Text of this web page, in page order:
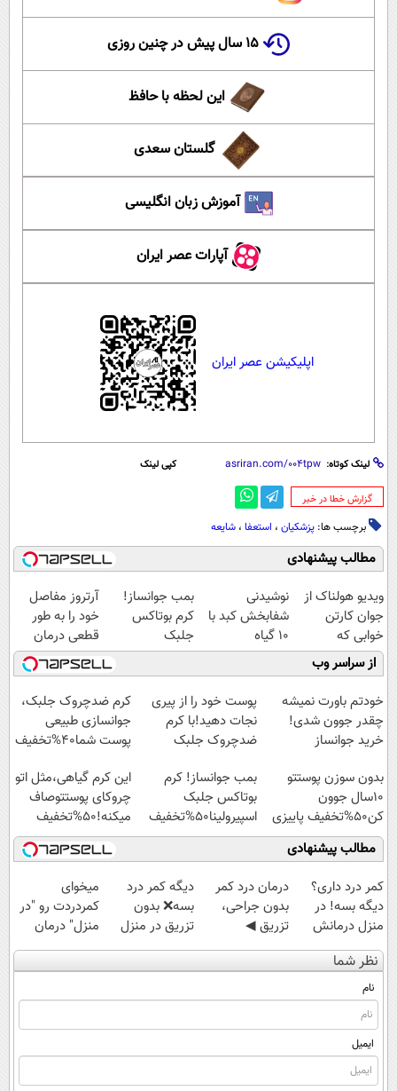
۱۵ سال پیش در چنین روزی
این لحظه با حافظ
گلستان سعدی
آموزش زبان انگلیسی
آپارات عصر ایران
اپلیکیشن عصر ایران
لینک کوتاه: کپی لینک
‌گزارش خطا در خبر
برچسب ها: پزشکیان ، استعفا ، شایعه
مطالب پیشنهادی
ویدیو هولناک از
جوان کارتن
خوابی که
میلیاردر شد.
آموزش رایگان
نوشیدنی
شفابخش کبد با
10 گیاه
موثر(تخفیف تا
امشب)
بمب جوانساز!
کرم بوتاکس
جلبک
اسپیرولینا50%تخفیف
آرتروز مفاصل
خود را به طور
قطعی درمان
کنید!
◗پرسش‌نامه◖
از سراسر وب
خودتم باورت نمیشه
چقدر جوون شدی!
خرید جوانساز
ویژه
پوست خود را از پیری
نجات دهید!با کرم
ضدچروک جلبک
کرم ضدچروک جلبک،
جوانسازی طبیعی
پوست شما40%تخفیف
بدون سوزن پوستتو
10سال جوون
کن50%تخفیف پاییزی
بمب جوانساز! کرم
بوتاکس جلبک
اسپیرولینا50%تخفیف
این کرم گیاهی،مثل اتو
چروکای پوستتوصاف
میکنه!50%تخفیف
مطالب پیشنهادی
کمر درد داری؟
دیگه بسه! در
منزل درمانش
کن
(◀پرسش‌نامه)
درمان درد کمر
بدون جراحی،
تزریق ◀
پرسش‌نامه رو پر
کن ▶
دیگه کمر درد
بسه❌ بدون
تزریق در منزل
درمانش کن✅
◀پرسش‌نامه پر
میخوای
کمردردت رو "در
منزل" درمان
کنی؟ (◂فیلم +
◂پرسش‌نامه)
نظر شما
نام
ایمیل